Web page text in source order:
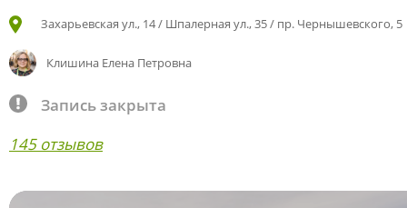
Захарьевская ул., 14 / Шпалерная ул., 35 / пр. Чернышевского, 5
Клишина Елена Петровна
Запись закрыта
145 отзывов